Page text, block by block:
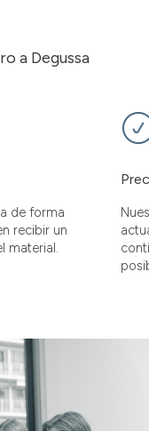
a Degussa
de forma
recibir un
material.